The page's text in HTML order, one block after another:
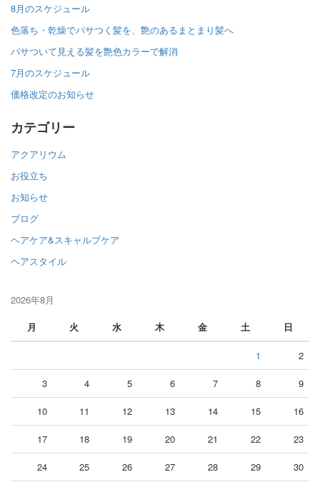
8月のスケジュール
色落ち・乾燥でパサつく髪を、艶のあるまとまり髪へ
パサついて見える髪を艶色カラーで解消
7月のスケジュール
価格改定のお知らせ
カテゴリー
アクアリウム
お役立ち
お知らせ
ブログ
ヘアケア&スキャルプケア
ヘアスタイル
2026年8月
月
火 水 木 金 土 日
1 2
3 4 5 6 7 8 9
10 11 12 13 14 15 16
17 18 19 20 21 22 23
24 25 26 27 28 29 30